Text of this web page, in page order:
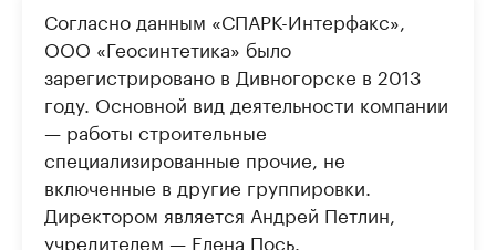
Согласно данным «СПАРК-Интерфакс»,
ООО «Геосинтетика» было
зарегистрировано в Дивногорске в 2013
году. Основной вид деятельности компании
— работы строительные
специализированные прочие, не
включенные в другие группировки.
Директором является Андрей Петлин,
учредителем — Елена Пось.